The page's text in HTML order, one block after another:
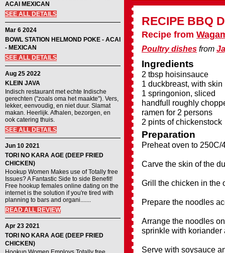
ACAI MEXICAN
SEE ALL DETAILS
Mar 6 2024
BOWL STATION HELMOND POKE - ACAI
- MEXICAN
SEE ALL DETAILS
Aug 25 2022
KLEIN JAVA
Indisch restaurant met echte Indische
gerechten ("zoals oma het maakte"). Vers,
lekker, eenvoudig, en niet duur. Slamat
makan. Heerlijk. Afhalen, bezorgen, en
ook catering thuis.
SEE ALL DETAILS
Jun 10 2021
TORI NO KARA AGE (DEEP FRIED
CHICKEN)
Hookup Women Makes use of Totally free
Issues? A Fantastic Side to side Benefit!
Free hookup females online dating on the
internet is the solution if you're tired with
planning to bars and organi.......
READ ALL REVIEW
Apr 23 2021
TORI NO KARA AGE (DEEP FRIED
CHICKEN)
RECIPE BBQ
Recipe from
Poultry dishes from
Ingredients
2 tbsp hoisinsauce
1 duckbreast, with skin
1 springonion, sliced
handfull roughly
ramen for 2 persons
2 pints of chickenstock
Preparation
Preheat oven to 250C/
Carve the skin of the
Grill the chicken in the
Prepare the noodles
Arrange the noodles
sprinkle with koriander
Serve with soysauce